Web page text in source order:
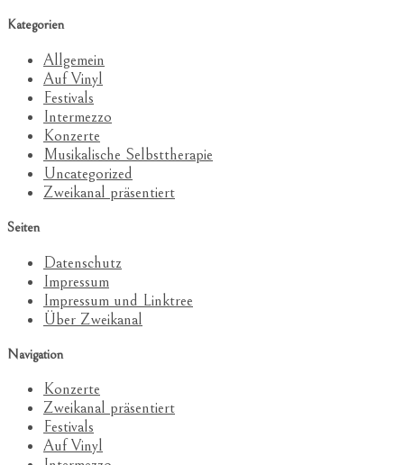
Kategorien
Allgemein
Auf Vinyl
Festivals
Intermezzo
Konzerte
Musikalische Selbsttherapie
Uncategorized
Zweikanal präsentiert
Seiten
Datenschutz
Impressum
Impressum und Linktree
Über Zweikanal
Navigation
Konzerte
Zweikanal präsentiert
Festivals
Auf Vinyl